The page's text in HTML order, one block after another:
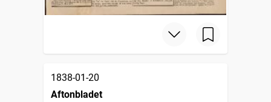
1838-01-20
Aftonbladet